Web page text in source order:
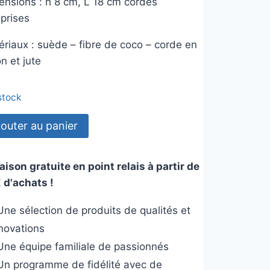
: suède – fibre de coco – corde en
et jute
au panier
gratuite en point relais à partir de
d'achats !
sélection de produits de qualités et
équipe familiale de passionnés
programme de fidélité avec de